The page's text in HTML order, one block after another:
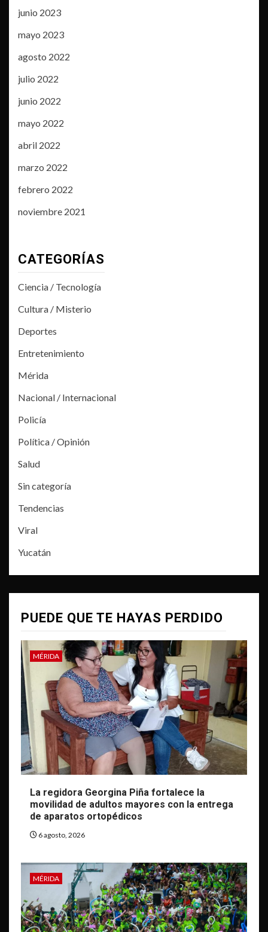
junio 2023
mayo 2023
agosto 2022
julio 2022
junio 2022
mayo 2022
abril 2022
marzo 2022
febrero 2022
noviembre 2021
CATEGORÍAS
Ciencia / Tecnología
Cultura / Misterio
Deportes
Entretenimiento
Mérida
Nacional / Internacional
Policía
Política / Opinión
Salud
Sin categoría
Tendencias
Viral
Yucatán
PUEDE QUE TE HAYAS PERDIDO
MÉRIDA
La regidora Georgina Piña fortalece la
movilidad de adultos mayores con la entrega
de aparatos ortopédicos
6 agosto, 2026
MÉRIDA